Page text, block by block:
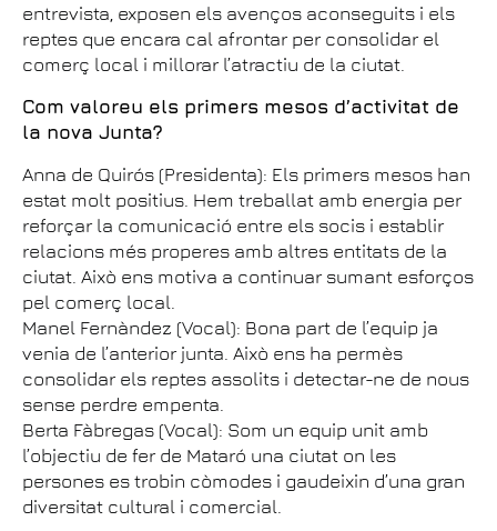
entrevista, exposen els avenços aconseguits i els
reptes que encara cal afrontar per consolidar el
comerç local i millorar l’atractiu de la ciutat.
Com valoreu els primers mesos d’activitat de
la nova Junta?
Anna de Quirós (Presidenta): Els primers mesos han
estat molt positius. Hem treballat amb energia per
reforçar la comunicació entre els socis i establir
relacions més properes amb altres entitats de la
ciutat. Això ens motiva a continuar sumant esforços
pel comerç local.
Manel Fernàndez (Vocal): Bona part de l’equip ja
venia de l’anterior junta. Això ens ha permès
consolidar els reptes assolits i detectar-ne de nous
sense perdre empenta.
Berta Fàbregas (Vocal): Som un equip unit amb
l’objectiu de fer de Mataró una ciutat on les
persones es trobin còmodes i gaudeixin d’una gran
diversitat cultural i comercial.